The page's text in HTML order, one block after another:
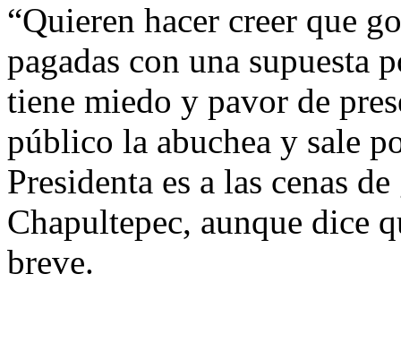
“Quieren hacer creer que
pagadas con una supuesta
tiene miedo y pavor de
público la abuchea y sale
Presidenta es a las cenas
Chapultepec, aunque dice
breve.